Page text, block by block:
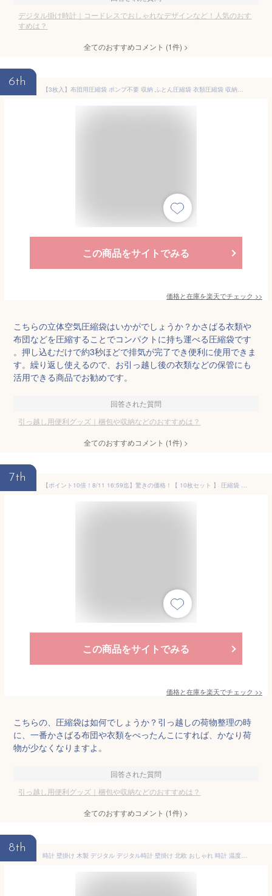
デジタル掛け時計｜コードレスでおしゃれなデザインなど！人気のおす
すめは？
全てのおすすめコメント (1件) >
6th
【3枚入】布団用圧縮袋 ポンプ不要 収納 ふとん圧縮袋 衣類圧縮袋 収納袋 圧縮 布団 圧縮袋 布団圧縮袋 収納用品 掃除機不要 衣類保護 引越し 立体圧縮袋 羽毛布団 防塵防湿 3枚セット 大容量 新生活 収納便利 コンパクト
この商品をサイトでみる
価格と在庫を楽天でチェック >>
こちらの立体空気圧縮袋はいかがでしょうか？かさばる衣類や
布団などを圧縮することでコンパクトに持ち運べる圧縮袋です
。押し込むだけで約3秒ほどで排気が完了でき便利に使用できま
す。繰り返し使えるので、お引っ越し後の衣類などの保管にも
活用できる商品でお勧めです。
回答された質問
引っ越し用便利グッズ｜梱包や収納などのおすすめは？
全てのおすすめコメント (1件) >
7th
【ポイント10倍！8/11 16:59迄】驚きの価格！【 10枚セット 】 圧縮袋 ポンプ付き ふとん 布団圧縮袋 立体 衣類 掃除機対応 S M Lサイズ 使い分け マチ付き 真空圧縮袋 圧縮ボックス 圧縮 防塵 防虫 カビ対策 立体圧縮袋 布団 枕寝具 衣替え 収納 引越し 衣類圧縮袋 大容量
この商品をサイトでみる
価格と在庫を楽天でチェック >>
こちらの、圧縮袋は如何でしょうか？引っ越しの荷物整理の時
に、一番かさばる布団や衣類をぺったんこにすれば、かなり荷
物が少なくなりますよ。
回答された質問
引っ越し用便利グッズ｜梱包や収納などのおすすめは？
全てのおすすめコメント (1件) >
8th
時計 壁掛け 木製 デジタル デジタル時計 壁掛け 北欧 おしゃれ 時計 温度 直径19cm かけ時計 時計 デジタル 温度 静音 フレーム厚2.4cm 薄型のデザイン CLOCK 和風 温度計 カレンダー 付き 連続秒針自宅 木目 モダン 音がしない 引っ越しお祝い プレゼント